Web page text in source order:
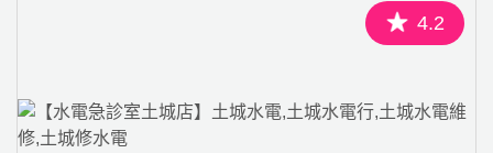
4.2